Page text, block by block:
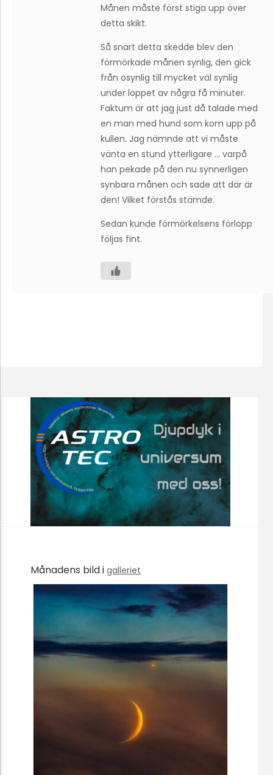
Månen måste först stiga upp över
detta skikt.
Så snart detta skedde blev den
förmörkade månen synlig, den gick
från osynlig till mycket väl synlig
under loppet av några få minuter.
Faktum är att jag just då talade med
en man med hund som kom upp på
kullen. Jag nämnde att vi måste
vänta en stund ytterligare … varpå
han pekade på den nu synnerligen
synbara månen och sade att där är
den! Vilket förstås stämde.
Sedan kunde förmörkelsens förlopp
följas fint.
Månadens bild i galleriet